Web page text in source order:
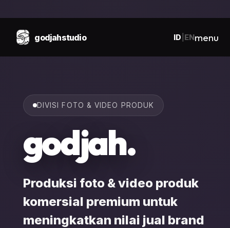
godjahstudio ID ENmenu
DIVISI FOTO & VIDEO PRODUK
godjah.
Produksi foto & video produk
komersial premium untuk
meningkatkan nilai jual brand